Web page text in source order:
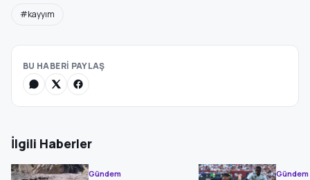
#kayyım
BU HABERİ PAYLAŞ
İlgili Haberler
Gündem Gündem